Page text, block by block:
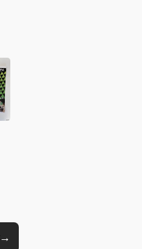
→